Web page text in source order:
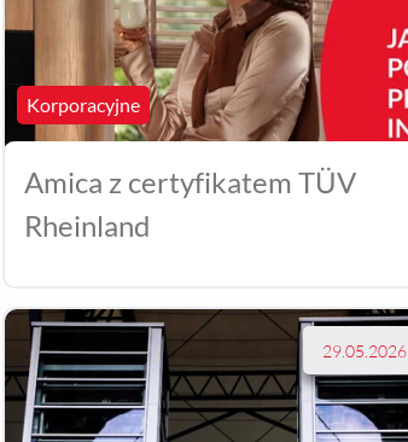
Amica z certyfikatem TÜV
Rheinland
Korporacyjne
29.05.2026